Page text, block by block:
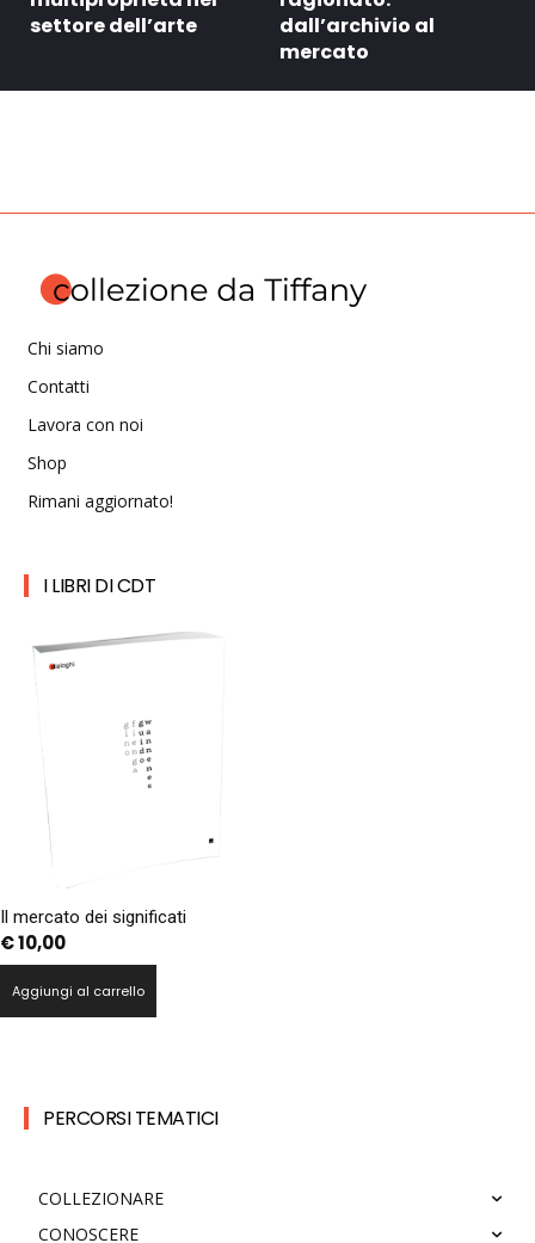
settore dell’arte
dall’archivio al
mercato
Chi siamo
Contatti
Lavora con noi
Shop
Rimani aggiornato!
I LIBRI DI CDT
Il mercato dei significati
€10,00
Aggiungi al carrello
PERCORSI TEMATICI
COLLEZIONARE
CONOSCERE